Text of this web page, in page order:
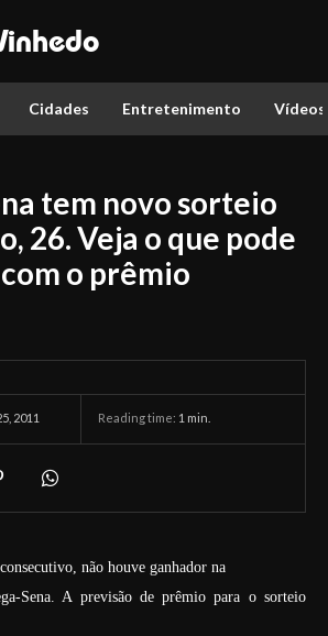
Cidades Entretenimento Vídeos
tem novo sorteio
26. Veja o que pode
o prêmio
2011 Reading time: 1 min.
não houve ganhador na
Sena. A previsão de prêmio para o sorteio